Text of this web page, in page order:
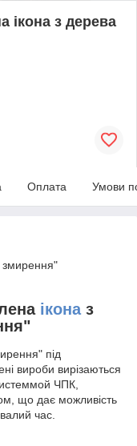
ікона з дерева
Оплата Умови
змирення"
іконаз
під
вироби вирізаються
ЧПК,
що дає можливість
час.